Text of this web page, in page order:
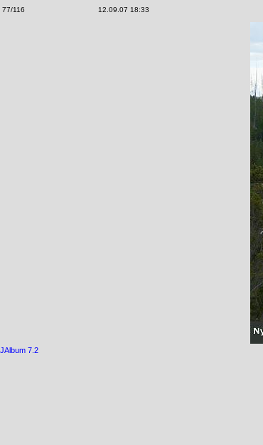
77/116 12.09.07 18:33
JAlbum 7.2